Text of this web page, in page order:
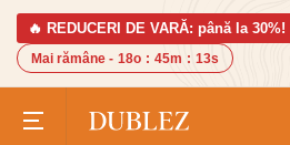
🔥 REDUCERI DE VARĂ: până la 30%!
Mai rămâne - 18o : 45m : 12s